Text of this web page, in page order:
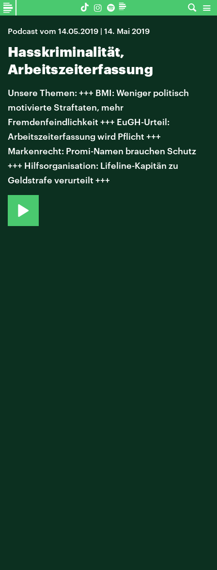
Podcast vom 14.05.2019 | 14. Mai 2019
Hasskriminalität,
Arbeitszeiterfassung
Unsere Themen: +++ BMI: Weniger politisch
motivierte Straftaten, mehr
Fremdenfeindlichkeit +++ EuGH-Urteil:
Arbeitszeiterfassung wird Pflicht +++
Markenrecht: Promi-Namen brauchen Schutz
+++ Hilfsorganisation: Lifeline-Kapitän zu
Geldstrafe verurteilt +++